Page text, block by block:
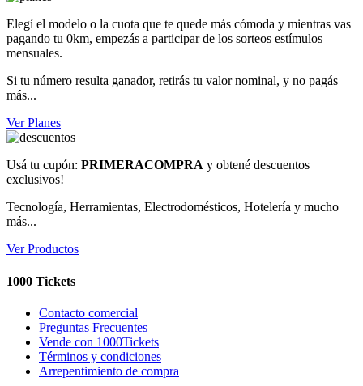
Elegí el modelo o la cuota que te quede más cómoda y mientras vas
pagando tu 0km, empezás a participar de los sorteos estímulos
mensuales.
Si tu número resulta ganador, retirás tu valor nominal, y no pagás
más...
Ver Planes
Usá tu cupón: PRIMERACOMPRA y obtené descuentos
exclusivos!
Tecnología, Herramientas, Electrodomésticos, Hotelería y mucho
más...
Ver Productos
1000 Tickets
Contacto comercial
Preguntas Frecuentes
Vende con 1000Tickets
Términos y condiciones
Arrepentimiento de compra